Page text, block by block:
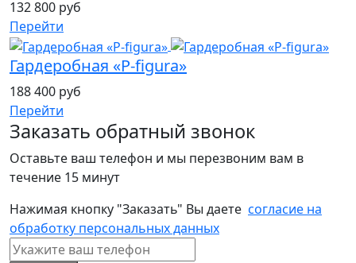
132 800 руб
Перейти
Гардеробная «P-figura»
188 400 руб
Перейти
Заказать обратный звонок
Оставьте ваш телефон и мы перезвоним вам в
течение 15 минут
Нажимая кнопку "Заказать" Вы даете согласие на
обработку персональных данных